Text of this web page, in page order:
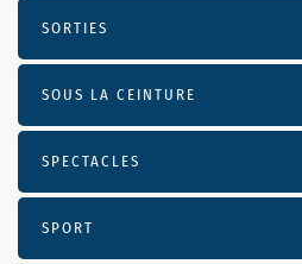
SORTIES
SOUS LA CEINTURE
SPECTACLES
SPORT